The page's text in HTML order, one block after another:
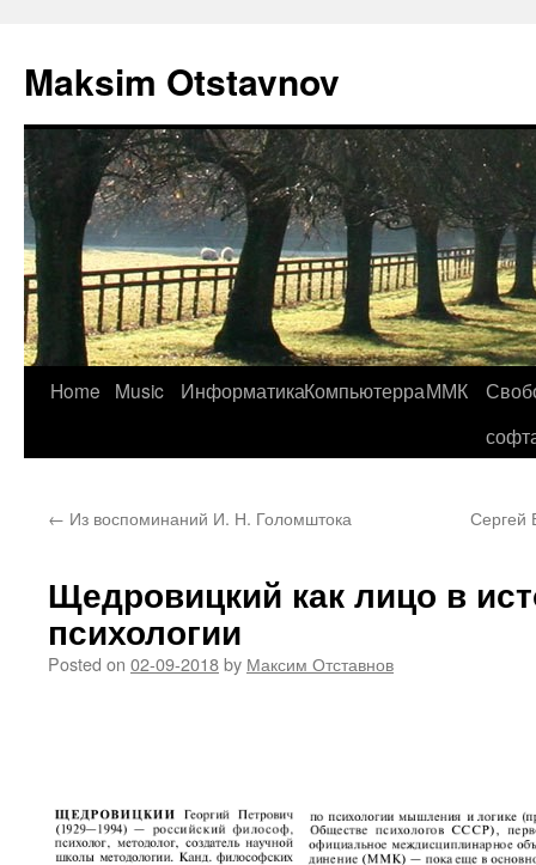
Maksim Otstavnov
Skip
Home Music ИнформатикаКомпьютерраММК
← Из воспоминаний И. Н. Голомштока Сергей
Щедровицкий как лицо в
психологии
Posted on 02-09-2018by Максим Отставнов